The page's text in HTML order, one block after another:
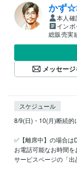
かず☆
本人確
イン
総販売実
メッセー
スケジュール
8/9(日)・10(月)断続
✅【離席中】の場合
お電話可能なお時間
サービスページの「